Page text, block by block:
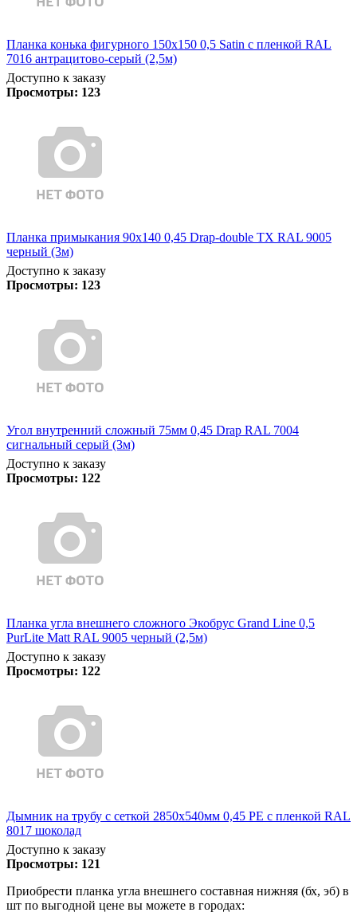
Планка конька фигурного 150x150 0,5 Satin с пленкой RAL
7016 антрацитово-серый (2,5м)
Доступно к заказу
Просмотры: 123
Планка примыкания 90х140 0,45 Drap-double TX RAL 9005
черный (3м)
Доступно к заказу
Просмотры: 123
Угол внутренний сложный 75мм 0,45 Drap RAL 7004
сигнальный серый (3м)
Доступно к заказу
Просмотры: 122
Планка угла внешнего сложного Экобрус Grand Line 0,5
PurLite Matt RAL 9005 черный (2,5м)
Доступно к заказу
Просмотры: 122
Дымник на трубу с сеткой 2850х540мм 0,45 PE с пленкой RAL
8017 шоколад
Доступно к заказу
Просмотры: 121
Приобрести планка угла внешнего составная нижняя (бх, эб) в
шт по выгодной цене вы можете в городах: